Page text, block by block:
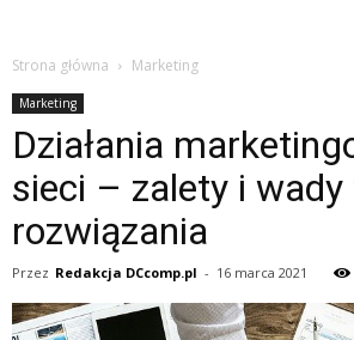
Strona główna Marketing
Marketing
Działania
sieci – zalety i wady
rozwiązania
Przez Redakcja DCcomp.pl - 16 marca 2021